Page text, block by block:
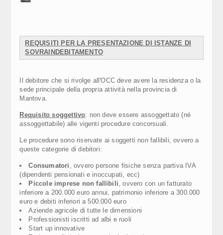
REQUISITI PE R LA PRESENTAZIONE DI ISTANZE DI
SOVRAINDEBITAMENTO
Il debitore che si rivolge all'OCC deve avere la residenza o la
sede principale della propria attività nella provincia di
Mantova.
Requisito soggettivo: non deve essere assoggettato (né
assoggettabile) alle vigenti procedure concorsuali.
Le procedure sono riservate ai soggetti non fallibili, ovvero a
queste categorie di debitori:
Consumatori
, ovvero persone fisiche senza partiva IVA
(dipendenti pensionati e inoccupati, ecc)
Piccole imprese non fallibili , ovvero con un fatturato
inferiore a 200.000 euro annui, patrimonio inferiore a 300.000
euro e debiti inferiori a 500.000 euro
Aziende agricole di tutte le dimensioni
Professionisti iscritti ad albi e ruoli
Start up innovative